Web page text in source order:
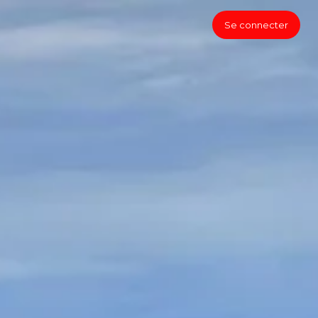
Se connecter